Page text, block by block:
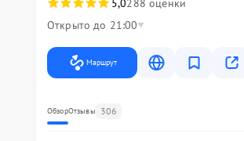
5,0288 оценки
Открыто до 21:00
Маршрут
ОбзорОтзывы 306